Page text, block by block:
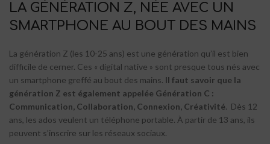
LA GÉNÉRATION Z, NÉE AVEC UN
SMARTPHONE AU BOUT DES MAINS
La génération Z (les 10-25 ans) est une génération qu’il est bien
difficile de cerner. Ces « digital native » sont presque tous nés avec
un smartphone greffé au bout des mains. Il faut savoir que la
génération Z est également appelée Génération C :
Communication, Collaboration, Connexion, Créativité. Dès 12
ans, les ados veulent un téléphone portable. À partir de 13 ans, ils
peuvent s’inscrire sur les réseaux sociaux.